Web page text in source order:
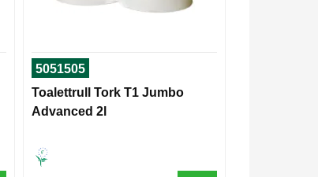
5051505
Toalettrull Tork T1 Jumbo
Advanced 2l